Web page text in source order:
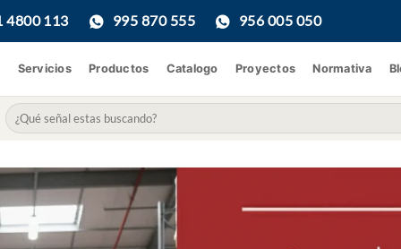
4800 113 995 870 555 956 005 050
Servicios Productos Catalogo Proyectos Normativa
Buscar
por: